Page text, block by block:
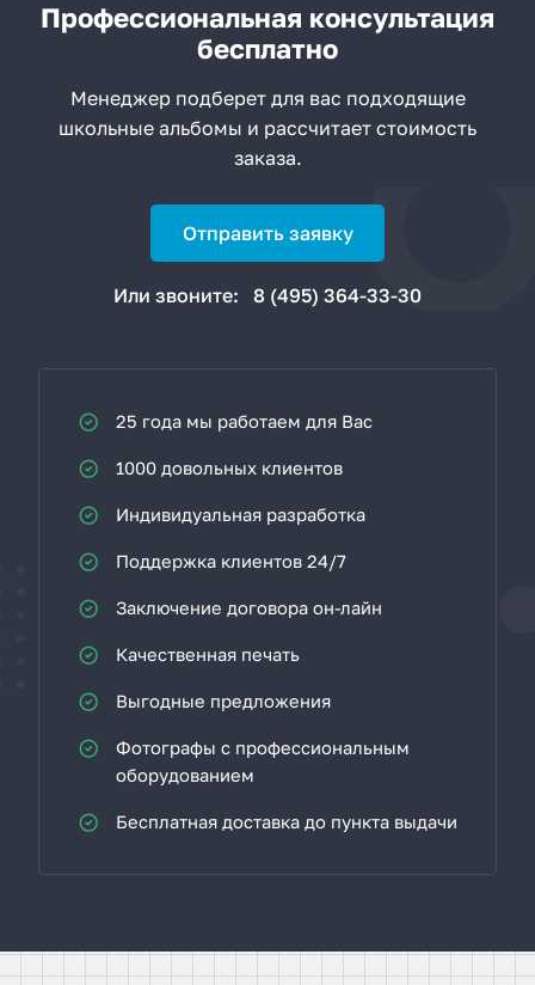
Профессиональная консультация
бесплатно
Менеджер подберет для вас подходящие
школьные альбомы и рассчитает стоимость
заказа.
Отправить заявку
Или звоните: 8 (495) 364-33-30
25 года мы работаем для Вас
1000 довольных клиентов
Индивидуальная разработка
Поддержка клиентов 24/7
Заключение договора он-лайн
Качественная печать
Выгодные предложения
Фотографы с профессиональным
оборудованием
Бесплатная доставка до пункта выдачи